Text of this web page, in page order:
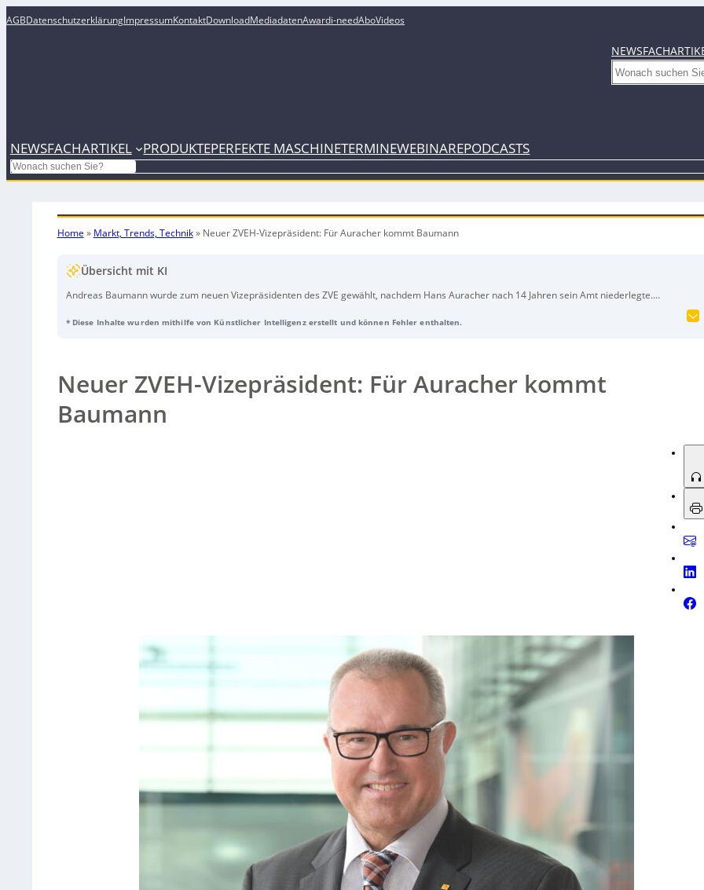
AGBDatenschutzerklärungImpressumKontaktDownloadMediadatenAwardi-needAboVideos
NEWS
Search
NEWSFACHARTIKEL PRODUKTEPERFEKTE MASCHINETERMINEWEBINAREPODCASTS
Search
Home » Markt, Trends, Technik» Neuer ZVEH-Vizepräsident: Für Auracher kommt Baumann
Übersicht mit KI
Andreas Baumann wurde zum neuen Vizepräsidenten des ZVE gewählt, nachdem Hans Auracher nach 14 Jahren sein Amt niederlegte.
gewählt.
* Diese Inhalte wurden mithilfe von Künstlicher Intelligenz erstellt und können Fehler enthalten.
Neuer ZVEH-Vizepräsident: Für Auracher kommt
Baumann